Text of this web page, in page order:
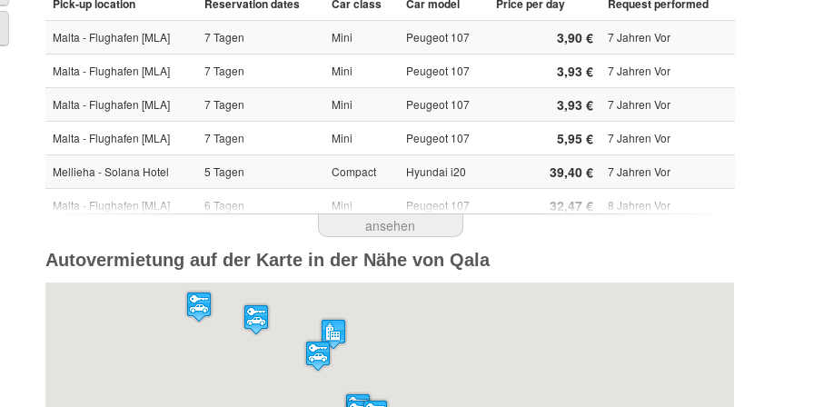
Malta - Flughafen [MLA] 7 Tagen Mini Peugeot 107 3,90 € 7 Jahren Vor
Malta - Flughafen [MLA] 7 Tagen Mini Peugeot 107 3,93 € 7 Jahren Vor
Malta - Flughafen [MLA] 7 Tagen Mini Peugeot 107 3,93 € 7 Jahren Vor
Malta - Flughafen [MLA] 7 Tagen Mini Peugeot 107 5,95 € 7 Jahren Vor
Mellieha - Solana Hotel 5 Tagen Compact Hyundai i20 39,40 € 7 Jahren Vor
Malta - Flughafen [MLA] 6 Tagen Mini Peugeot 107 32,47 € 8 Jahren Vor
Mini Peugeot 107
Peugeot 107
4 Tagen
Mini
ansehen
Autovermietung auf der Karte in der Nähe von Qala